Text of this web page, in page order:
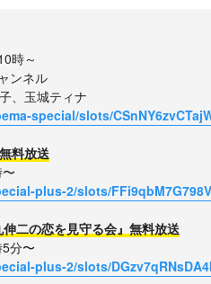
時～
ンネル
、玉城ティナ
special/slots/
料放送
plus-2/slots/
二の恋を見守る会』無料放送
分〜
plus-2/slots/